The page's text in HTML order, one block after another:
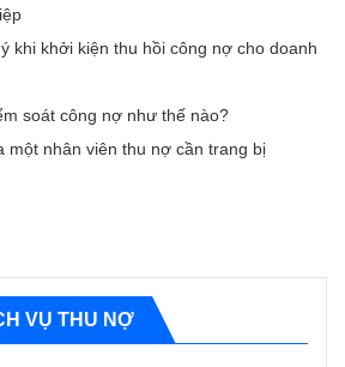
khi khởi kiện thu hồi công nợ cho doanh
soát công nợ như thế nào?
một nhân viên thu nợ cần trang bị
VỤ THU NỢ